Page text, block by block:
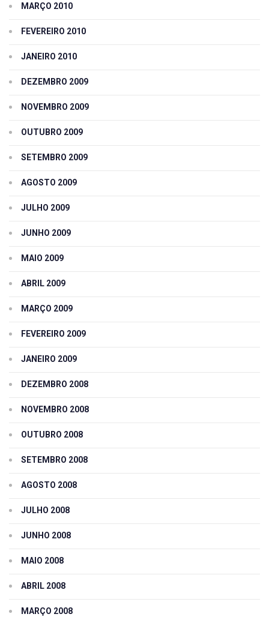
MARÇO 2010
FEVEREIRO 2010
JANEIRO 2010
DEZEMBRO 2009
NOVEMBRO 2009
OUTUBRO 2009
SETEMBRO 2009
AGOSTO 2009
JULHO 2009
JUNHO 2009
MAIO 2009
ABRIL 2009
MARÇO 2009
FEVEREIRO 2009
JANEIRO 2009
DEZEMBRO 2008
NOVEMBRO 2008
OUTUBRO 2008
SETEMBRO 2008
AGOSTO 2008
JULHO 2008
JUNHO 2008
MAIO 2008
ABRIL 2008
MARÇO 2008